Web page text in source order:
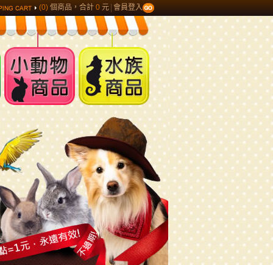
(0) 個商品，合計 0 元 會員登入
小動物商品 水族商品